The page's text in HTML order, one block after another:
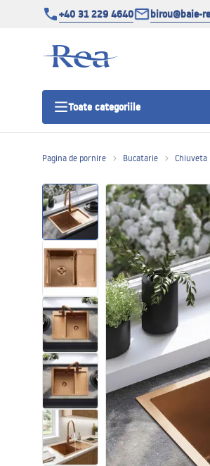
+40 31 229 4640 birou@baie-
Toate categoriile
Usi pentru cabine de dus
Cadite de dus
Rigole Liniare
Vase WC si Bideuri
Lavoare
Cazi cu paravane
Baterii sanitare
Pagina de pornire Bucatarie Chiuveta